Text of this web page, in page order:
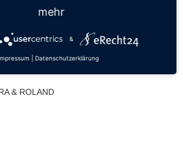
Hochzeitsfeier etwas aufpeppen?
und der
miteinbeziehen. 1. Idee zur
& ROLAND
mehr
&
Datenschutzerklärung